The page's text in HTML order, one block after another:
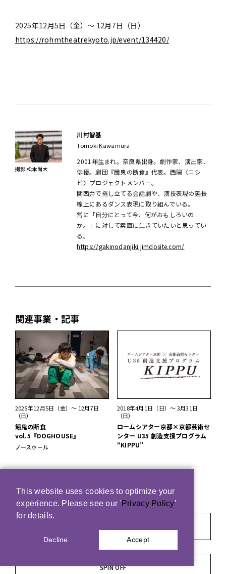
2025年12月5日（金）～ 12月7日（日）
https://rohmtheatrekyoto.jp/event/134420/
撮影:松本尚大
川村智基
Tomoki Kawamura
2001年生まれ。奈良県出身。劇作家、演出家、
俳優。劇団『餓鬼の断食』代表。西陽〈ニシ
ビ〉プロジェクトメンバー。
関西弁で捲し立てる会話劇や、演技表現の延長
線上にあるダンス表現に取り組んでいる。
常に「自分にとって今、何がおもしろいの
か。」に対して素直に生きていたいと思ってい
る。
https://gakinodanjiki.jimdosite.com/
関連事業・記事
2025年12月5日（金）～ 12月7日
（日）
餓鬼の断食
vol.5『DOGHOUSE』
ノースホール
2018年4月1日（日）～ 3月31日
（日）
ロームシアター京都×京都芸術セ
ンター U35 創造支援プログラム
“KIPPU”
SPIN OFF
This website uses cookies to optimize your
experience. Please see our 'Privacy Policy'
for details.
Decline Accept